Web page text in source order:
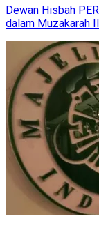
Dewan Hisbah
dalam Muzakarah